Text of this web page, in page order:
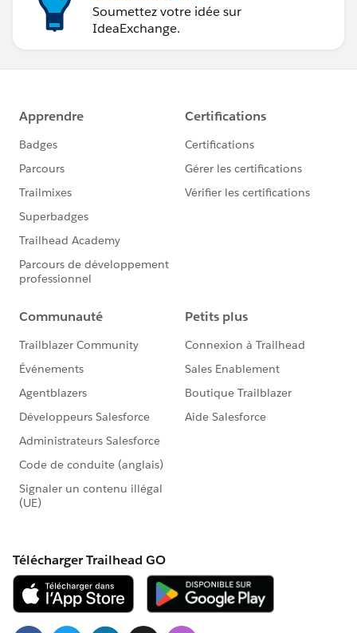
Soumettez votre idée sur
IdeaExchange.